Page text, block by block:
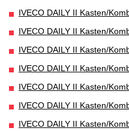
IVECO DAILY II Kasten/
IVECO DAILY II Kasten/
IVECO DAILY II Kasten/
IVECO DAILY II Kasten/
IVECO DAILY II Kasten/
IVECO DAILY II Kasten/
IVECO DAILY II Kasten/